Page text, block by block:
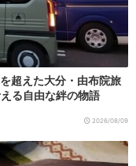
超えた大分・由布院旅
る自由な絆の物語
2026/08/09